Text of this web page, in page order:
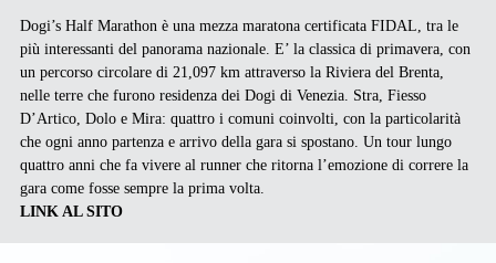
Dogi’s Half Marathon è una mezza maratona certificata FIDAL, tra le
più interessanti del panorama nazionale. E’ la classica di primavera, con
un percorso circolare di 21,097 km attraverso la Riviera del Brenta,
nelle terre che furono residenza dei Dogi di Venezia. Stra, Fiesso
D’Artico, Dolo e Mira: quattro i comuni coinvolti, con la particolarità
che ogni anno partenza e arrivo della gara si spostano. Un tour lungo
quattro anni che fa vivere al runner che ritorna l’emozione di correre la
gara come fosse sempre la prima volta.
LINK AL SITO